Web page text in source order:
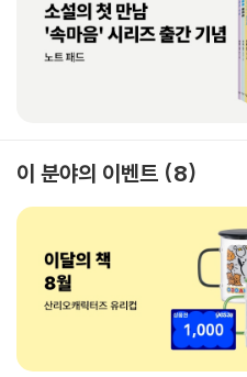
이 분야의 이벤트 8